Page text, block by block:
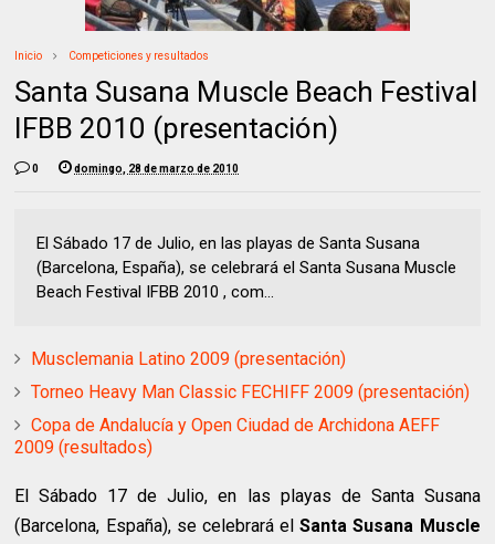
Inicio Competiciones y resultados
Santa Susana Muscle Beach Festival
IFBB 2010 (presentación)
0 domingo, 28 de marzo de 2010
El Sábado 17 de Julio, en las playas de Santa Susana
(Barcelona, España), se celebrará el Santa Susana Muscle
Beach Festival IFBB 2010 , com...
Musclemania Latino 2009 (presentación)
Torneo Heavy Man Classic FECHIFF 2009 (presentación)
Copa de Andalucía y Open Ciudad de Archidona AEFF
2009 (resultados)
El Sábado 17 de Julio, en las playas de Santa Susana
(Barcelona, España), se celebrará elSanta Susana Muscle